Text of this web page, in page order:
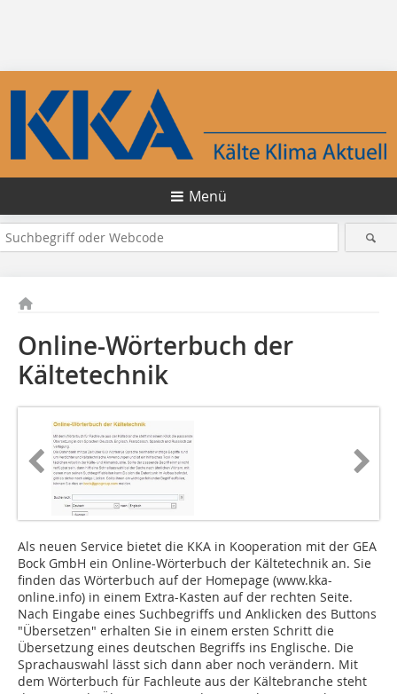
Menü
Online-Wörterbuch der
Kältetechnik
Als neuen Service bietet die KKA in Kooperation mit der GEA
Bock GmbH ein Online-Wörterbuch der Kältetechnik an. Sie
finden das Wörterbuch auf der Homepage (www.kka-
online.info) in einem Extra-Kasten auf der rechten Seite.
Nach Eingabe eines Suchbegriffs und Anklicken des Buttons
"Übersetzen" erhalten Sie in einem ersten Schritt die
Übersetzung eines deutschen Begriffs ins Englische. Die
Sprachauswahl lässt sich dann aber noch verändern. Mit
dem Wörterbuch für Fachleute aus der Kältebranche steht